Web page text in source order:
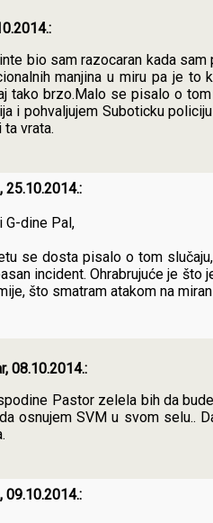
bio sam razocaran kada
manjina u miru pa je
tako brzo.Malo se pisalo o
i pohvaljujem Suboticku
vrata.
25.10.2014.:
G-dine Pal,
se dosta pisalo o tom
incident. Ohrabrujuće je
što smatram atakom na
08.10.2014.:
Pastor zelela bih da
osnujem SVM u svom selu..
09.10.2014.: